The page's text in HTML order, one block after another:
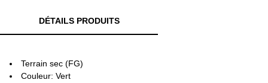
DÉTAILS PRODUITS
Terrain sec (FG)
Couleur: Vert